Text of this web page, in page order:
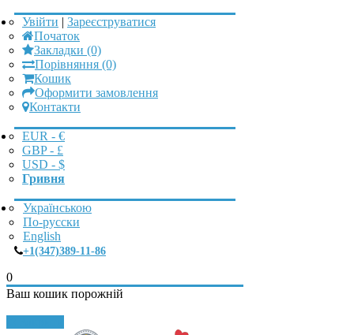
Увійти | Зареєструватися
Початок
Закладки (0)
Порівняння (0)
Кошик
Оформити замовлення
Контакти
EUR - €
GBP - £
USD - $
Гривня
Українською
По-русски
English
+1(347)389-11-86
0
Ваш кошик порожній